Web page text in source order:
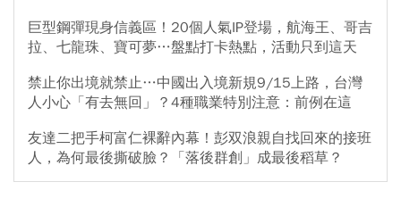
巨型鋼彈現身信義區！20個人氣IP登場，航海王、哥吉
拉、七龍珠、寶可夢…盤點打卡熱點，活動只到這天
禁止你出境就禁止…中國出入境新規9/15上路，台灣
人小心「有去無回」？4種職業特別注意：前例在這
友達二把手柯富仁裸辭內幕！彭双浪親自找回來的接班
人，為何最後撕破臉？「落後群創」成最後稻草？